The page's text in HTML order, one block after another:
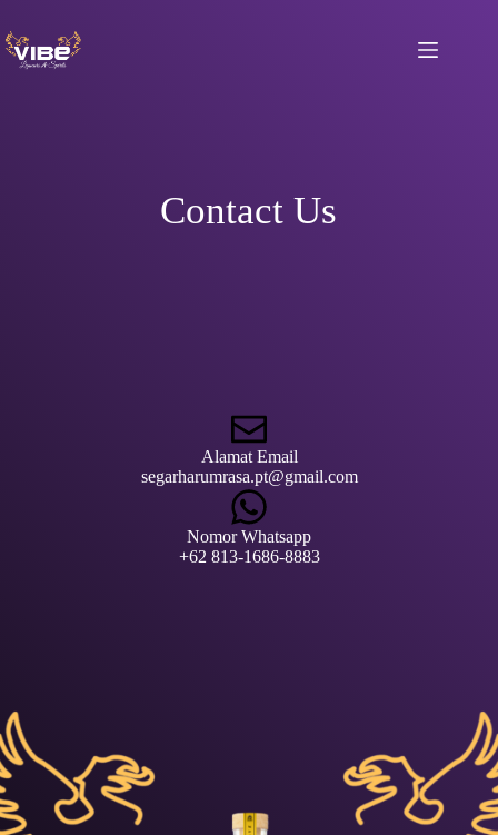
to
content
Contact Us
Alamat Email
segarharumrasa.pt@gmail.com
Nomor Whatsapp
+62 813-1686-8883